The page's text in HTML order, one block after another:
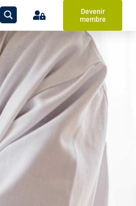
Devenir
membre